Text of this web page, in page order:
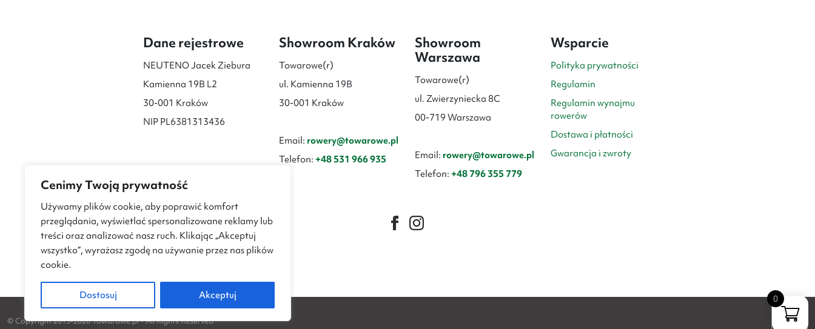
Cenimy Twoją prywatność
Używamy plików cookie, aby poprawić komfort
przeglądania, wyświetlać spersonalizowane reklamy lub
treści oraz analizować nasz ruch. Klikając „Akceptuj
wszystko”, wyrażasz zgodę na używanie przez nas plików
cookie.
Dostosuj Akceptuj
Dane rejestrowe
NEUTENO Jacek Ziebura
Kamienna 19B L2
30-001 Kraków
NIP PL6381313436
Showroom Kraków
Towarowe(r)
ul. Kamienna 19B
30-001 Kraków
Email: rowery@towarowe.pl
Telefon: +48 531 966 935
Showroom
Warszawa
Towarowe(r)
ul. Zwierzyniecka 8C
00-719 Warszawa
Email: rowery@towarowe.pl
Telefon: +48 796 355 779
Wsparcie
Polityka prywatności
Regulamin
Regulamin wynajmu
rowerów
Dostawa i płatności
Gwarancja i zwroty
© Copyright 2015-2026 Towarowe.pl - All Rights Reserved
0